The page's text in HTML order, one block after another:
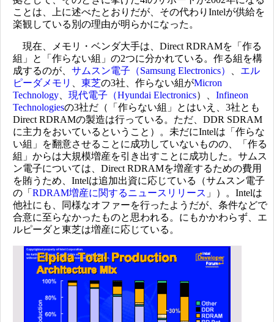
ことは、上に述べたとおりだが、その代わりIntelが供給を
楽観している別の理由が明らかになった。
現在、メモリ・ベンダ大手は、Direct RDRAMを「作る
組」と「作らない組」の2つに分かれている。作る組を構
成するのが、 サムスン電子（Samsung Electronics）
エル
ピーダメモリ
東芝の3社、作らない組がMicron
Technology
現代電子（Hyundai Electronics）、 Infineon
Technologiesの3社だ（「作らない組」とはいえ、3社とも
Direct RDRAMの製造は行っている。ただ、DDR SDRAM
に主力をおいているということ）。未だにIntelは「作らな
い組」を翻意させることに成功していないものの、「作る
組」からは大規模増産を引き出すことに成功した。サムス
ン電子については、Direct RDRAMを増産するための費用
を賄うため、Intelは追加出資に応じている（サムスン電子
の「 RDRAM増産に関するニュースリリース 」）。Intelは
他社にも、同様なオファーを行ったようだが、条件などで
合意に至らなかったものと思われる。にもかかわらず、エ
ルピーダと東芝は増産に応じている。